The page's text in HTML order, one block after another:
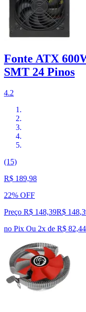
Fonte ATX
SMT 24 Pinos
4.2
(15)
R$ 189,98
22% OFF
Preço R$ 148,39R$ 148,
no Pix Ou 2x de R$